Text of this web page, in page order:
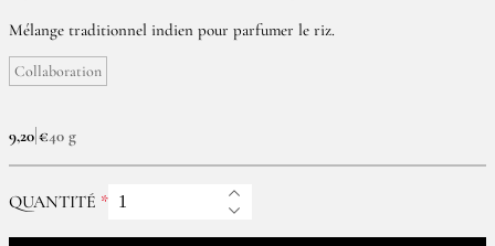
Mélange traditionnel indien pour parfumer le riz.
Collaboration
9,20 €40 g
QUANTITÉ